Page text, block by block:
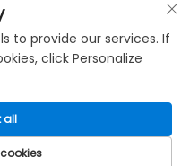
to provide our services. If
click Personalize
all